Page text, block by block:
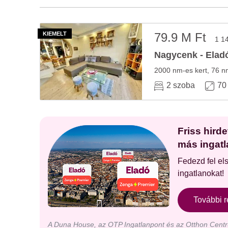
79.9 M Ft 1
Nagycenk -
2000 nm-es kert, 76
2 szoba 70
Friss
más
Fedezd fel
ingatlanokat!
További
A Duna House, az OTP Ingatlanpont és az Otthon